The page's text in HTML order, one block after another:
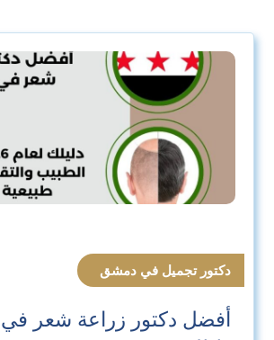
دكتور تجميل في دمشق
أفضل دكتور زراعة شعر